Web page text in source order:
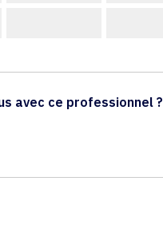
avec ce professionnel ?